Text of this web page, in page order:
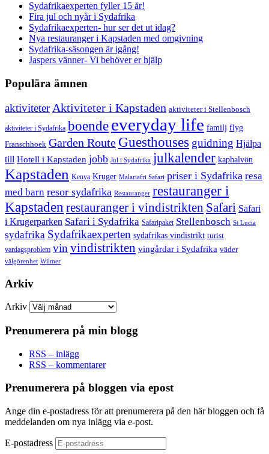
Sydafrikaexperten fyller 15 år!
Fira jul och nyår i Sydafrika
Sydafrikaexperten- hur ser det ut idag?
Nya restauranger i Kapstaden med omgivning
Sydafrika-säsongen är igång!
Jaspers vänner- Vi behöver er hjälp
Populära ämnen
aktiviteter Aktiviteter i Kapstaden aktiviteter i Stellenbosch
aktiviteter i Sydafrika boende everyday life familj flyg
Franschhoek Garden Route Guesthouses guidning Hjälpa
till Hotell i Kapstaden jobb Jul i Sydafrika julkalender kaphalvön
Kapstaden Kenya Kruger Malariafri Safari priser i Sydafrika resa
med barn resor sydafrika Restauranger restauranger i
Kapstaden restauranger i vindistrikten Safari Safari
i Krugerparken Safari i Sydafrika Safaripaket Stellenbosch St Lucia
sydafrika Sydafrikaexperten sydafrikas vindistrikt turist
vardagsproblem vin vindistrikten vingårdar i Sydafrika väder
välgörenhet Wilmer
Arkiv
Arkiv
Prenumerera på min blogg
RSS – inlägg
RSS – kommentarer
Prenumerera på bloggen via epost
Ange din e-postadress för att prenumerera på den här bloggen och få
meddelanden om nya inlägg via e-post.
E-postadress